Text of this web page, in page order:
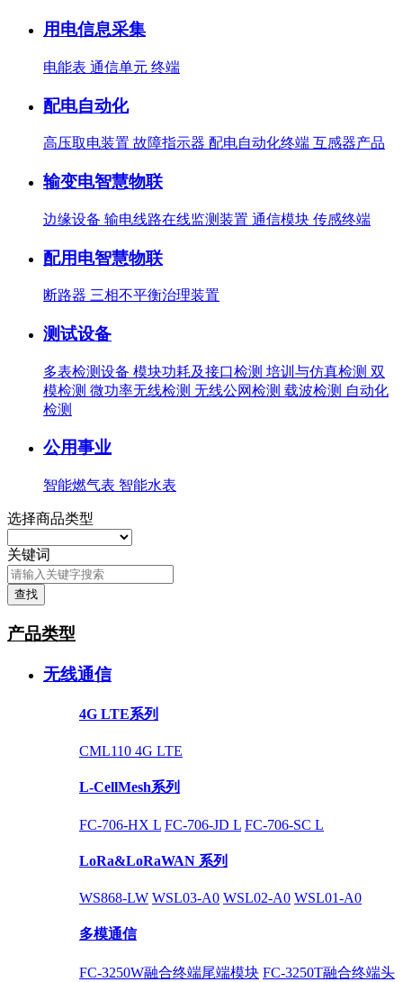
用电信息采集
电能表 通信单元 终端
配电自动化
高压取电装置 故障指示器 配电自动化终端 互感器产品
输变电智慧物联
边缘设备 输电线路在线监测装置 通信模块 传感终端
配用电智慧物联
断路器 三相不平衡治理装置
测试设备
多表检测设备 模块功耗及接口检测 培训与仿真检测 双
模检测 微功率无线检测 无线公网检测 载波检测 自动化
检测
公用事业
智能燃气表 智能水表
选择商品类型
关键词
查找
产品类型
无线通信
4G LTE系列
CML110 4G LTE
L-CellMesh系列
FC-706-HX L FC-706-JD L FC-706-SC L
LoRa&LoRaWAN 系列
WS868-LW WSL03-A0 WSL02-A0 WSL01-A0
多模通信
FC-3250W融合终端尾端模块 FC-3250T融合终端头